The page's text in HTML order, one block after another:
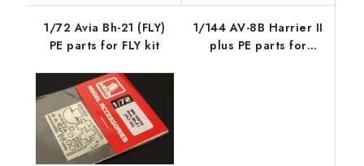
1/72 Avia Bh-21 (FLY)
PE parts for FLY kit
1/144 AV-8B Harrier II
plus PE parts for